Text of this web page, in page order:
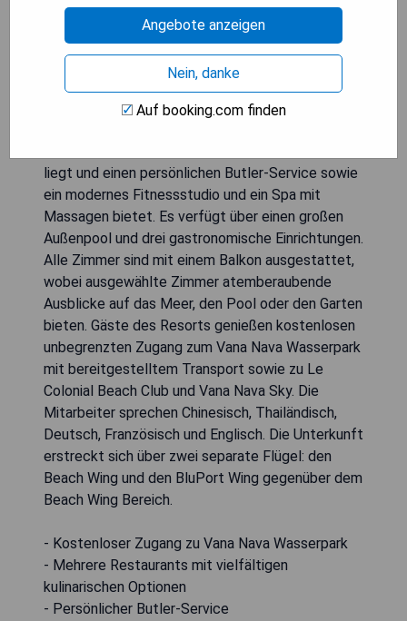
liegt und einen persönlichen Butler-Service sowie
ein modernes Fitnessstudio und ein Spa mit
Massagen bietet. Es verfügt über einen großen
Außenpool und drei gastronomische Einrichtungen.
Alle Zimmer sind mit einem Balkon ausgestattet,
wobei ausgewählte Zimmer atemberaubende
Ausblicke auf das Meer, den Pool oder den Garten
bieten. Gäste des Resorts genießen kostenlosen
unbegrenzten Zugang zum Vana Nava Wasserpark
mit bereitgestelltem Transport sowie zu Le
Colonial Beach Club und Vana Nava Sky. Die
Mitarbeiter sprechen Chinesisch, Thailändisch,
Deutsch, Französisch und Englisch. Die Unterkunft
erstreckt sich über zwei separate Flügel: den
Beach Wing und den BluPort Wing gegenüber dem
Beach Wing Bereich.
- Kostenloser Zugang zu Vana Nava Wasserpark
- Mehrere Restaurants mit vielfältigen
kulinarischen Optionen
- Persönlicher Butler-Service
Angebote anzeigen
Nein, danke
Auf booking.com finden